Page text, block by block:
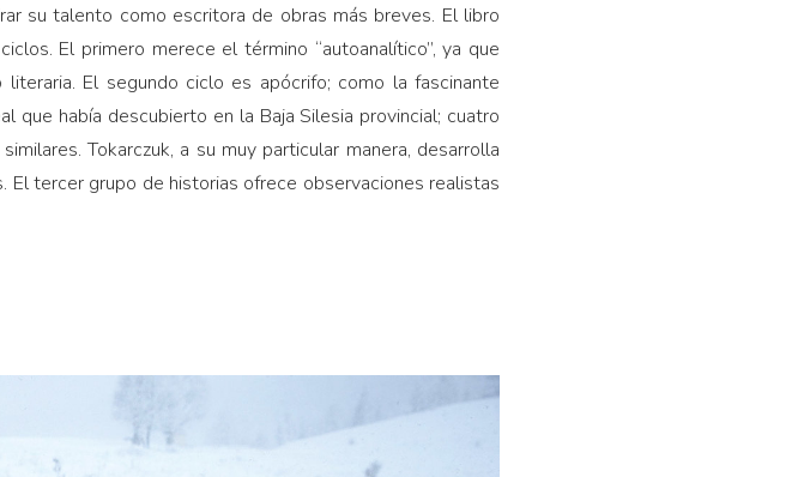
su talento como escritora de obras más breves. El libro
El primero merece el término “autoanalítico”, ya que
El segundo ciclo es apócrifo; como la fascinante
que había descubierto en la Baja Silesia provincial; cuatro
Tokarczuk, a su muy particular manera, desarrolla
El tercer grupo de historias ofrece observaciones realistas